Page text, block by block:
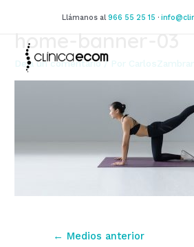
contenido
Llámanos al966 55 25 15 ·
home-banner-03
Deja un comentario / Por
Navegación
← Medios anterior